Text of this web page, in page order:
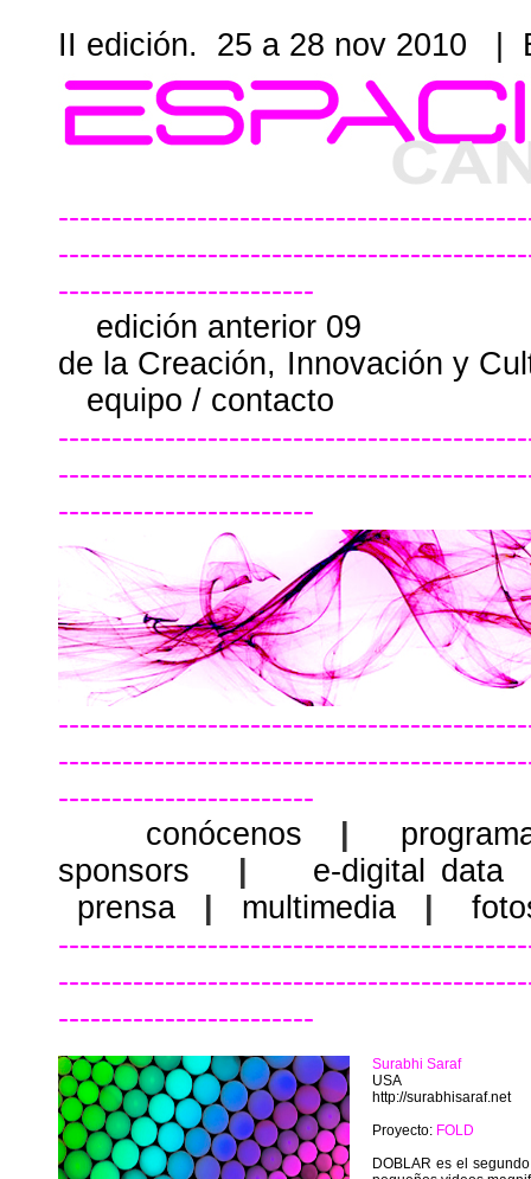
II edición. 25 a 28 nov 2010 |
------------------------
edición anterior 09
de la Creación, Innovación y
equipo / contacto
------------------------
------------------------
conócenos
sponsors
e-digital data
prensa| multimedia
------------------------
Surabhi Saraf
USA
http://surabhisaraf.net
Proyecto: FOLD
DOBLAR es el